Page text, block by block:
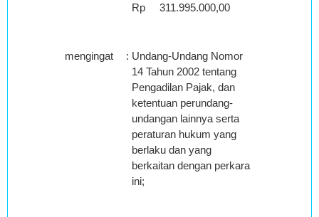
Rp 311.995.000,00
mengingat : Undang-Undang Nomor
14 Tahun 2002 tentang
Pengadilan Pajak, dan
ketentuan perundang-
undangan lainnya serta
peraturan hukum yang
berlaku dan yang
berkaitan dengan perkara
ini;